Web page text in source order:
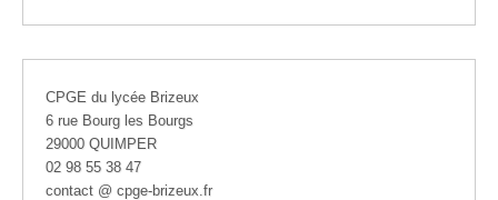
CPGE du lycée Brizeux
6 rue Bourg les Bourgs
29000 QUIMPER
02 98 55 38 47
contact @ cpge-brizeux.fr